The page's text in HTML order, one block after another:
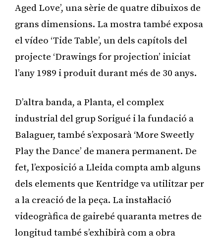
Aged Love’, una sèrie de quatre dibuixos de
grans dimensions. La mostra també exposa
el vídeo ‘Tide Table’, un dels capítols del
projecte ‘Drawings for projection’ iniciat
l’any 1989 i produit durant més de 30 anys.
D’altra banda, a Planta, el complex
industrial del grup Sorigué i la fundació a
Balaguer, també s’exposarà ‘More Sweetly
Play the Dance’ de manera permanent. De
fet, l’exposició a Lleida compta amb alguns
dels elements que Kentridge va utilitzar per
a la creació de la peça. La instal·lació
videogràfica de gairebé quaranta metres de
longitud també s’exhibirà com a obra